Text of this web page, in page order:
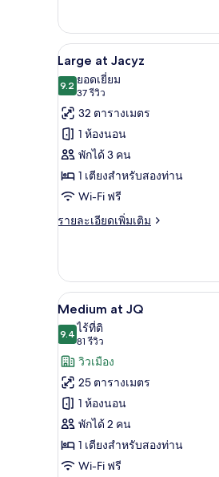
กับ
Dark
at
Jacyz
No
windows
เปิด
ภาพถ่าย
ทั้งหมด
ของ
Large
at
Jacyz
5
Large at Jacyz
9.29.2 จาก 10
ยอดเยี่ยม
37 รีวิว
(37
รีวิว)
32 ตารางเมตร
1 ห้องนอน
พักได้ 3 คน
1 เตียงสำหรับสองท่าน
Wi-Fi ฟรี
รายละเอียดเพิ่มเติม
ราย
เกี่ยว
กับ
Large
Jacyz
เปิด
ภาพถ่าย
ทั้งหมด
ของ
Medium
at
JQ
5
Medium at JQ
9.49.4 จาก 10
ไร้ที่ติ
81 รีวิว
(81
รีวิว)
วิวเมือง
25 ตารางเมตร
1 ห้องนอน
พักได้ 2 คน
1 เตียงสำหรับสองท่าน
Wi-Fi ฟรี